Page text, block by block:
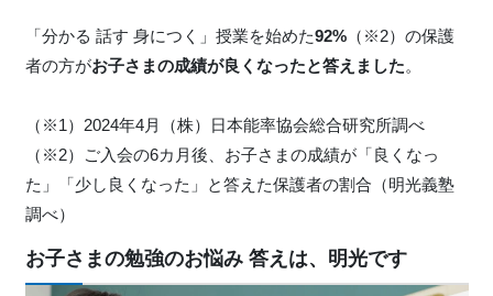
「分かる 話す 身につく」授業を始めた92%（※2）の保護
者の方がお子さまの成績が良くなったと答えました。
（※1）2024年4月（株）日本能率協会総合研究所調べ
（※2）ご入会の6カ月後、お子さまの成績が「良くなっ
た」「少し良くなった」と答えた保護者の割合（明光義塾
調べ）
お子さまの勉強のお悩み 答えは、明光です